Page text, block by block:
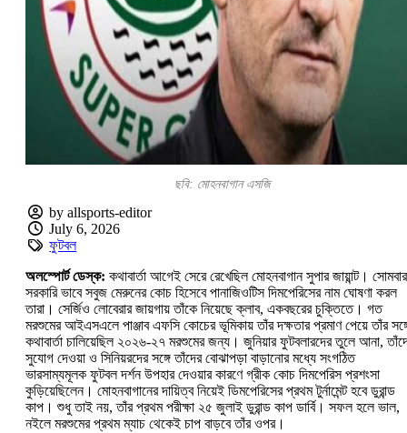
ছবি: মোহনবাগান এসজি
by allsports-editor
July 6, 2026
ফুটবল
অলস্পোর্ট ডেস্ক:‌ কথাবার্তা আগেই সেরে রেখেছিল মোহনবাগান সুপার জায়ান্ট। সোমবার
সরকারি ভাবে সবুজ মেরুনের কোচ হিসেবে পানাজিওটিস দিমপেরিসের নাম ঘোষণা করল
তারা। সের্জিও লোবেরার জায়গায় তাঁকে নিয়েছে ক্লাব, একবছরের চুক্তিতে। গত
মরশুমের আইএসএলে পাঞ্জাব এফসি কোচের ভূমিকায় তাঁর দক্ষতার প্রমাণ পেয়ে তাঁর
কথাবার্তা চালিয়েছিল ২০২৬-‌২৭ মরশুমের জন্য। জুনিয়ার ফুটবলারদের তুলে আনা,
সুযোগ দেওয়া ও সিনিয়রদের সঙ্গে তাঁদের বোঝাপড়া বাড়ানোর মধ্যে সংগঠিত
ভারসাম্যমূলক ফুটবল দর্শন উপহার দেওয়ার কারণে গ্রীক কোচ দিমপেরিস প্রশংসা
কুড়িয়েছিলেন। মোহনবাগানের দায়িত্ব নিয়েই ডিমপেরিসের প্রথম টুর্নামেন্ট হবে ডুরান্ড
কাপ। শুধু তাই নয়, তাঁর প্রথম পরীক্ষা ২৫ জুলাই ডুরান্ড কাপ ডার্বি। সফল হলে ভাল,
নইলে মরশুমের প্রথম ম্যাচ থেকেই চাপ বাড়বে তাঁর ওপর।